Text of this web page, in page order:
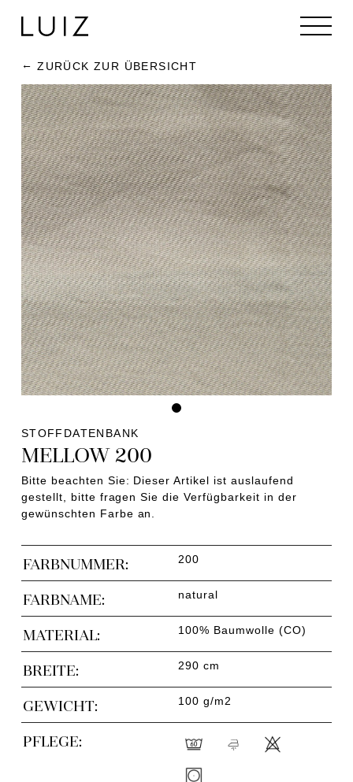
ZURÜCK ZUR ÜBERSICHT
STOFFDATENBANK
MELLOW 200
Bitte beachten Sie: Dieser Artikel ist auslaufend
gestellt, bitte fragen Sie die Verfügbarkeit in der
gewünschten Farbe an.
FARBNUMMER: 200
FARBNAME: natural
MATERIAL: 100% Baumwolle (CO)
BREITE: 290 cm
GEWICHT: 100 g/m2
PFLEGE: